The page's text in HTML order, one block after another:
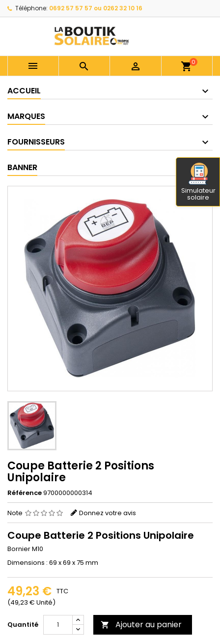
Téléphone: 0692 57 57 57 ou 0262 32 10 16
   shopping_cart0
ACCUEIL
MARQUES
FOURNISSEURS
BANNER
Coupe Batterie 2 Positions
Unipolaire
Référence9700000000314
Note Donnez votre avis
Coupe Batterie 2 Positions Unipolaire
Bornier M10
Dimensions : 69 x 69 x 75 mm
49,23 €
(49,23 € Unité)
TTC
Quantité  Ajouter au panier
Simulateur
solaire